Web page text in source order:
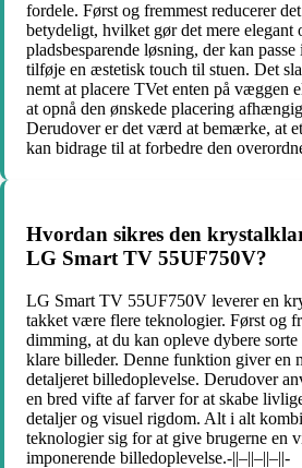
fordele. Først og fremmest reducerer
betydeligt, hvilket gør det mere elegant
pladsbesparende løsning, der kan
tilføje en æstetisk touch til stuen. Det
nemt at placere TVet enten på væggen
at opnå den ønskede placering
Derudover er det værd at bemærke, at
kan bidrage til at forbedre den
Hvordan sikres den
LG Smart TV 55UF750V?
LG Smart TV 55UF750V leverer en
takket være flere teknologier. Først og
dimming, at du kan opleve dybere
klare billeder. Denne funktion giver en
detaljeret billedoplevelse. Derudover
en bred vifte af farver for at skabe
detaljer og visuel rigdom. Alt i alt
teknologier sig for at give brugerne en
imponerende billedoplevelse.-||–||–||–||-